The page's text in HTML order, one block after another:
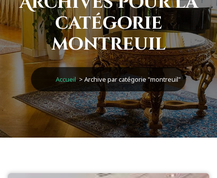
catégorie
montreuil
Accueil> Archive par catégorie "montreuil"